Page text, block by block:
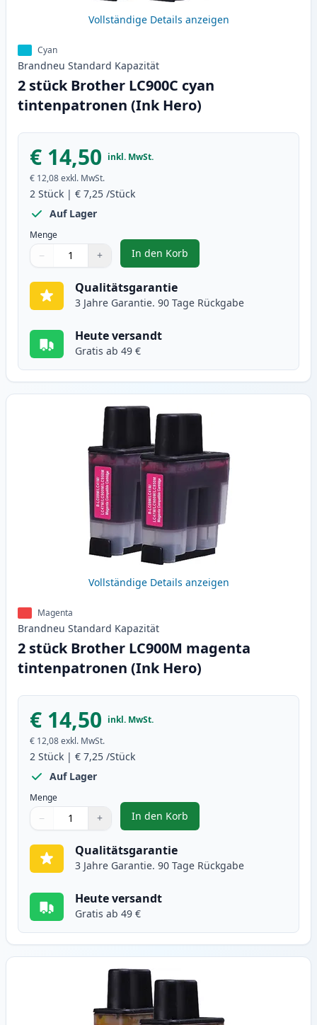
Vollständige Details anzeigen
Cyan
Brandneu Standard Kapazität
2 stück Brother LC900C cyan
tintenpatronen (Ink Hero)
€ 14,50 inkl. MwSt.
€ 12,08exkl. MwSt.
2 Stück | € 7,25 /Stück
Auf Lager
Menge
Verwenden Sie die Tasten, um anzupassen
− +
1
In den Korb
, 2 stück Brother LC900C cyan
Qualitätsgarantie
3 Jahre Garantie. 90 Tage Rückgabe
Heute versandt
Gratis ab 49 €
Vollständige Details anzeigen
Magenta
Brandneu Standard Kapazität
2 stück Brother LC900M magenta
tintenpatronen (Ink Hero)
€ 14,50 inkl. MwSt.
€ 12,08exkl. MwSt.
2 Stück | € 7,25 /Stück
Auf Lager
Menge
Verwenden Sie die Tasten, um anzupassen
− +
1
In den Korb
, 2 stück Brother LC900M
Qualitätsgarantie
3 Jahre Garantie. 90 Tage Rückgabe
Heute versandt
Gratis ab 49 €